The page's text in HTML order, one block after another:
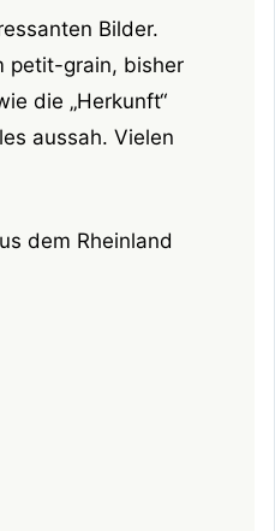
Bilder.
petit-grain, bisher
die „Herkunft“
aussah. Vielen
dem Rheinland